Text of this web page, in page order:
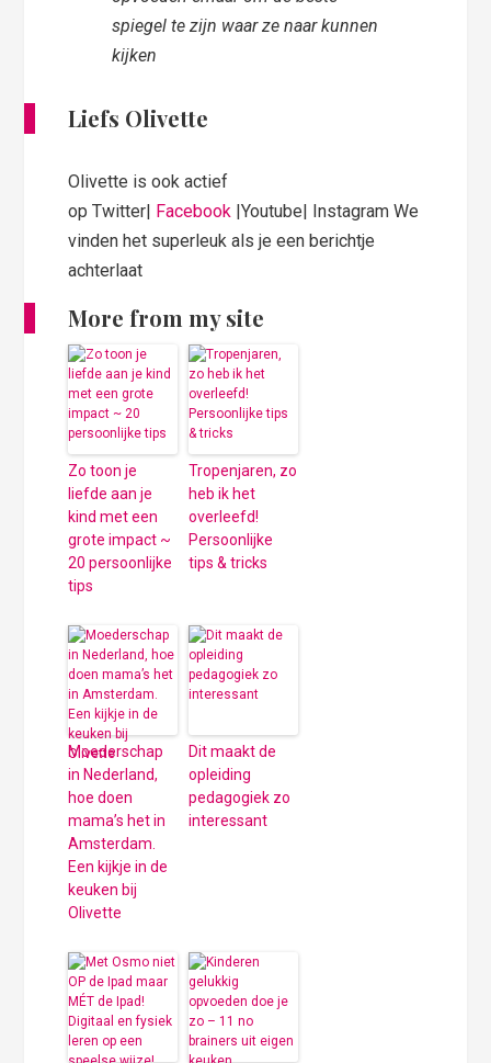
spiegel te zijn waar ze naar kunnen
kijken
Liefs Olivette
Olivette is ook actief
op Twitter| Facebook |Youtube| Instagram We
vinden het superleuk als je een berichtje
achterlaat
More from my site
Zo toon je
liefde aan je
kind met een
grote impact ~
20 persoonlijke
tips
Tropenjaren, zo
heb ik het
overleefd!
Persoonlijke
tips & tricks
Moederschap
in Nederland,
hoe doen
mama’s het in
Amsterdam.
Een kijkje in de
keuken bij
Olivette
Dit maakt de
opleiding
pedagogiek zo
interessant